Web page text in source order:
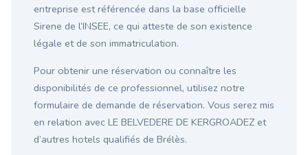
entreprise est référencée dans la base officielle
Sirene de l’INSEE, ce qui atteste de son existence
légale et de son immatriculation.
Pour obtenir une réservation ou connaître les
disponibilités de ce professionnel, utilisez notre
formulaire de demande de réservation. Vous serez mis
en relation avec LE BELVEDERE DE KERGROADEZ et
d’autres hotels qualifiés de Brélès.